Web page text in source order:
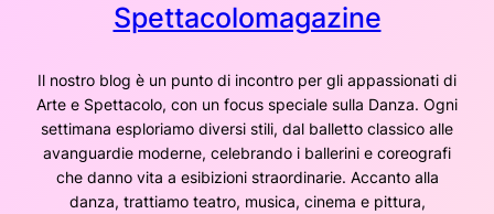
Spettacolomagazine
Il nostro blog è un punto di incontro per gli appassionati di
Arte e Spettacolo, con un focus speciale sulla Danza. Ogni
settimana esploriamo diversi stili, dal balletto classico alle
avanguardie moderne, celebrando i ballerini e coreografi
che danno vita a esibizioni straordinarie. Accanto alla
danza, trattiamo teatro, musica, cinema e pittura,